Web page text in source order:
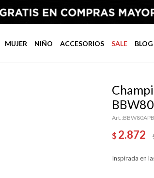
MUJER NIÑO ACCESORIOS SALE BLOG
$2.872
Inspirada en